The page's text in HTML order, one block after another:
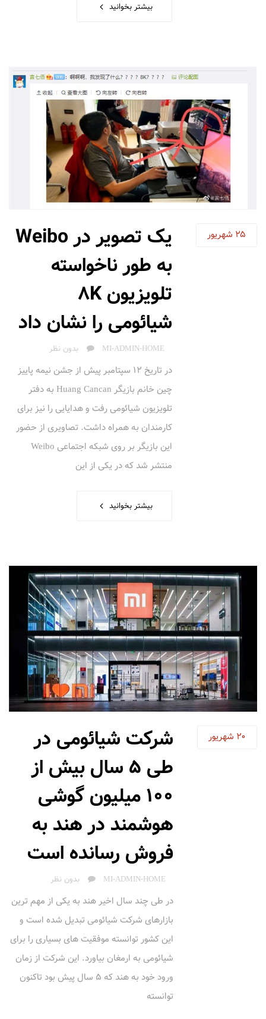
بیشتر بخوانید
25 شهریور
یک تصویر در Weibo
به طور ناخواسته
تلویزیون 8K
شیائومی را نشان داد
AUTHOR
MI-ADMIN-HOME بدون نظر
در تاریخ 12 سپتامبر پیش از جشن نیمه پاییز
چین خانم بازیگر Huang Cancan به دفتر
تلویزیون شیائومی رفت و هدایایی را نیز برای
کارمندان به همراه داشت. تصاویری از حضور
این بازیگر بر روی شبکه اجتماعی Weibo
منتشر شد که در یکی از این
بیشتر بخوانید
20 شهریور
شرکت شیائومی در
طی 5 سال بیش از
100 میلیون گوشی
هوشمند در هند به
فروش رسانده است
AUTHOR
MI-ADMIN-HOME بدون نظر
در طی چند سال اخیر هند به یکی از مهم ترین
بازارهای شرکت شیائومی تبدیل شده است و
این کشور توانسته موفقیت های بسیاری را برای
شیائومی به ارمغان بیاورد. این شرکت از زمان
ورود خود به هند که 5 سال پیش بود تاکنون
توانسته